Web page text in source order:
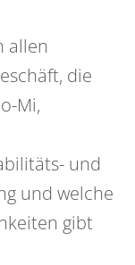
allen
die
Mi,
und
und welche
gibt